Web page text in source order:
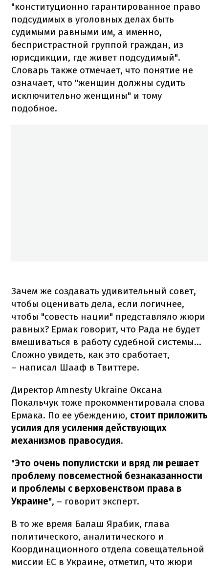
"конституционно гарантированное право
подсудимых в уголовных делах быть
судимыми равными им, а именно,
беспристрастной группой граждан, из
юрисдикции, где живет подсудимый".
Словарь также отмечает, что понятие не
означает, что "женщин должны судить
исключительно женщины" и тому
подобное.
Зачем же создавать удивительный совет,
чтобы оценивать дела, если логичнее,
чтобы "совесть нации" представляло жюри
равных? Ермак говорит, что Рада не будет
вмешиваться в работу судебной системы...
Сложно увидеть, как это сработает,
– написал Шааф в Твиттере.
Директор Amnesty Ukraine Оксана
Покальчук тоже прокомментировала слова
Ермака. По ее убеждению, стоит приложить
усилия для усиления действующих
механизмов правосудия.
"Это очень популистски и вряд ли решает
проблему повсеместной безнаказанности
и проблемы с верховенством права в
Украине", – говорит эксперт.
В то же время Балаш Ярабик, глава
политического, аналитического и
Координационного отдела совещательной
миссии ЕС в Украине, отметил, что жюри